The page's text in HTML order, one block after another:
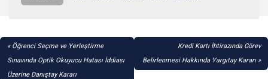
YAZI
GEZINMESI
Öğrenci Seçme ve Yerleştirme
Sınavında Optik Okuyucu Hatası İddiası
Üzerine Danıştay Kararı
Kredi Kartı İhtirazında Görev
Belirlenmesi Hakkında Yargıtay Kararı